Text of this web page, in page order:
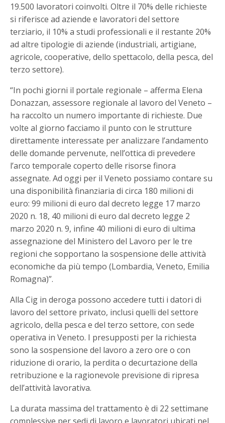
19.500 lavoratori coinvolti. Oltre il 70% delle richieste
si riferisce ad aziende e lavoratori del settore
terziario, il 10% a studi professionali e il restante 20%
ad altre tipologie di aziende (industriali, artigiane,
agricole, cooperative, dello spettacolo, della pesca, del
terzo settore).
“In pochi giorni il portale regionale – afferma Elena
Donazzan, assessore regionale al lavoro del Veneto –
ha raccolto un numero importante di richieste. Due
volte al giorno facciamo il punto con le strutture
direttamente interessate per analizzare l’andamento
delle domande pervenute, nell’ottica di prevedere
l’arco temporale coperto delle risorse finora
assegnate. Ad oggi per il Veneto possiamo contare su
una disponibilità finanziaria di circa 180 milioni di
euro: 99 milioni di euro dal decreto legge 17 marzo
2020 n. 18, 40 milioni di euro dal decreto legge 2
marzo 2020 n. 9, infine 40 milioni di euro di ultima
assegnazione del Ministero del Lavoro per le tre
regioni che sopportano la sospensione delle attività
economiche da più tempo (Lombardia, Veneto, Emilia
Romagna)”.
Alla Cig in deroga possono accedere tutti i datori di
lavoro del settore privato, inclusi quelli del settore
agricolo, della pesca e del terzo settore, con sede
operativa in Veneto. I presupposti per la richiesta
sono la sospensione del lavoro a zero ore o con
riduzione di orario, la perdita o decurtazione della
retribuzione e la ragionevole previsione di ripresa
dell’attività lavorativa.
La durata massima del trattamento è di 22 settimane